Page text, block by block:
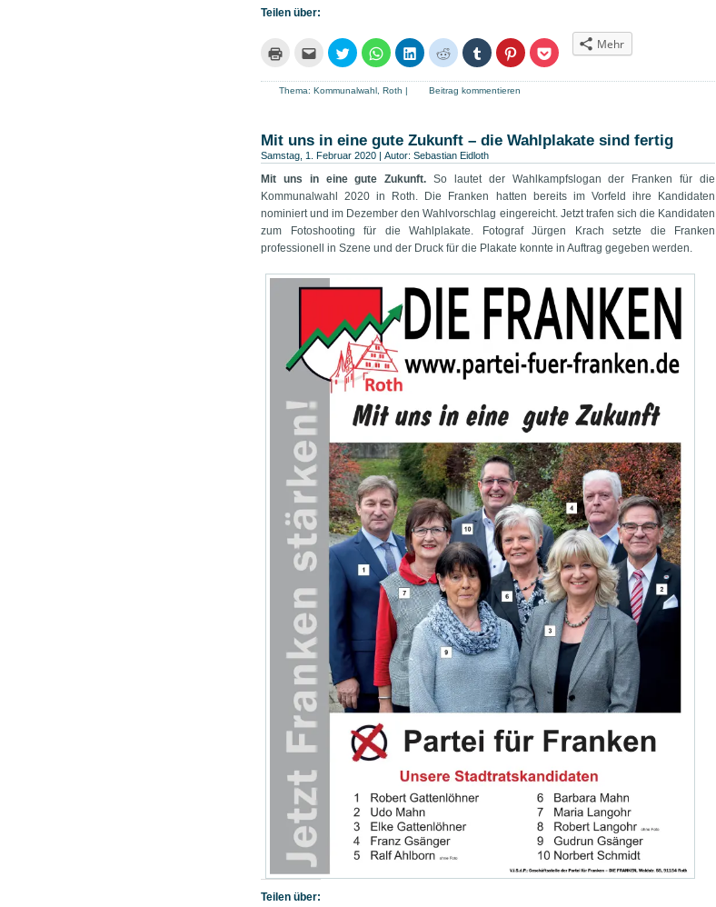
Teilen über:
Klicken
zum
Ausdrucken
(Wird
in
Klick,
um
dies
einem
Freund
zu
senden
(Wird
neuem
Fenster
geöffnet)
Klick,
um
über
Twitter
zu
neuem
Fenster
geöffnet)
Klicken,
um
WhatsApp
zu
neuem
Fenster
geöffnet)
Klick,
um
LinkedIn
zu
neuem
Fenster
geöffnet)
Klick,
um
Reddit
zu
neuem
Fenster
geöffnet)
Klick,
um
Tumblr
zu
neuem
Fenster
geöffnet)
Klick,
um
Pinterest
zu
neuem
Fenster
Klick,
um
Pocket
neuem
Fenster
Mehr
Thema: Kommunalwahl , Roth Beitrag kommentieren
Mit uns in eine gute Zukunft – die Wahlplakate sind fertig
Samstag, 1. Februar 2020 | Autor: Sebastian Eidloth
Mit uns in eine gute Zukunft. So lautet der Wahlkampfslogan der Franken für die
Kommunalwahl 2020 in Roth. Die Franken hatten bereits im Vorfeld ihre Kandidaten
nominiert und im Dezember den Wahlvorschlag eingereicht. Jetzt trafen sich die Kandidaten
zum Fotoshooting für die Wahlplakate. Fotograf Jürgen Krach setzte die Franken
professionell in Szene und der Druck für die Plakate konnte in Auftrag gegeben werden.
Teilen über: